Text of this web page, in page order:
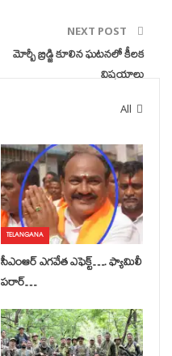
NEXT POST
మోర్బీ బ్రిడ్జి కూలిన ఘటనలో కీలక
విషయాలు
All
TELANGANA
సీఎంఆర్ ఎగవేత ఎఫెక్ట్…. ఫ్యామిలీ
పరార్…